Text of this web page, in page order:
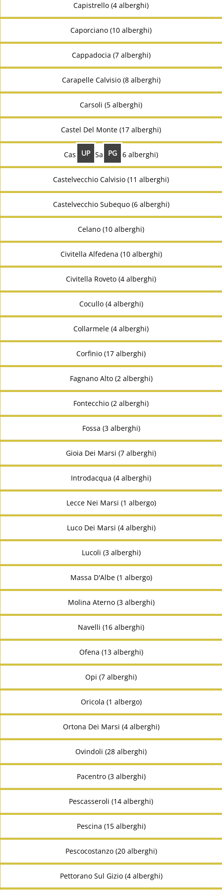
UP PG
Capistrello (4 alberghi)
Caporciano (10 alberghi)
Cappadocia (7 alberghi)
Carapelle Calvisio (8 alberghi)
Carsoli (5 alberghi)
Castel Del Monte (17 alberghi)
Castel Di Sangro (6 alberghi)
Castelvecchio Calvisio (11 alberghi)
Castelvecchio Subequo (6 alberghi)
Celano (10 alberghi)
Civitella Alfedena (10 alberghi)
Civitella Roveto (4 alberghi)
Cocullo (4 alberghi)
Collarmele (4 alberghi)
Corfinio (17 alberghi)
Fagnano Alto (2 alberghi)
Fontecchio (2 alberghi)
Fossa (3 alberghi)
Gioia Dei Marsi (7 alberghi)
Introdacqua (4 alberghi)
Lecce Nei Marsi (1 albergo)
Luco Dei Marsi (4 alberghi)
Lucoli (3 alberghi)
Massa D'Albe (1 albergo)
Molina Aterno (3 alberghi)
Navelli (16 alberghi)
Ofena (13 alberghi)
Opi (7 alberghi)
Oricola (1 albergo)
Ortona Dei Marsi (4 alberghi)
Ovindoli (28 alberghi)
Pacentro (3 alberghi)
Pescasseroli (14 alberghi)
Pescina (15 alberghi)
Pescocostanzo (20 alberghi)
Pettorano Sul Gizio (4 alberghi)